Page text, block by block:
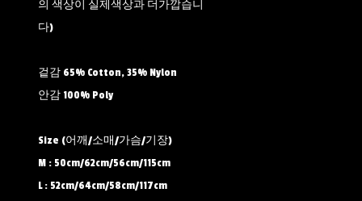
의 색상이 실제색상과 더가깝습니
다)
겉감 65% Cotton, 35% Nylon
안감 100% Poly
Size (어깨/소매/가슴/기장)
M : 50cm/62cm/56cm/115cm
L : 52cm/64cm/58cm/117cm